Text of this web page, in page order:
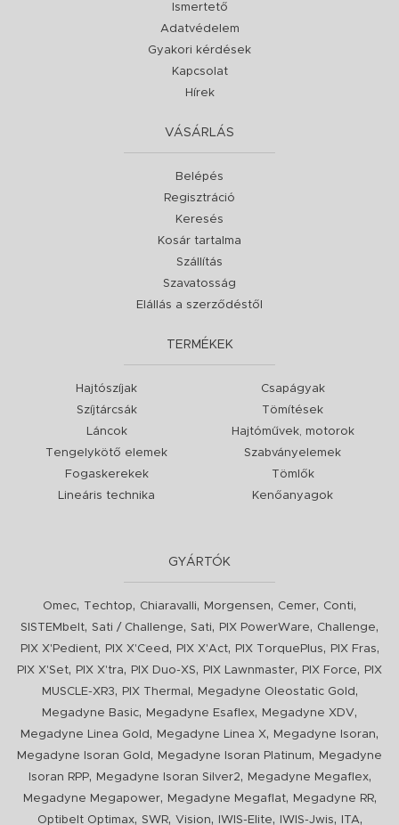
Ismertető
Adatvédelem
Gyakori kérdések
Kapcsolat
Hírek
VÁSÁRLÁS
Belépés
Regisztráció
Keresés
Kosár tartalma
Szállítás
Szavatosság
Elállás a szerződéstől
TERMÉKEK
Hajtószíjak
Szíjtárcsák
Láncok
Tengelykötő elemek
Fogaskerekek
Lineáris technika
Csapágyak
Tömítések
Hajtóművek, motorok
Szabványelemek
Tömlők
Kenőanyagok
GYÁRTÓK
Omec, Techtop, Chiaravalli, Morgensen, Cemer, Conti,
SISTEMbelt, Sati / Challenge, Sati, PIX PowerWare, Challenge,
PIX X'Pedient, PIX X'Ceed , PIX X'Act, PIX TorquePlus, PIX Fras,
PIX X'Set, PIX X'tra, PIX Duo-XS, PIX Lawnmaster, PIX Force,
PIX
MUSCLE-XR3, PIX Thermal , Megadyne Oleostatic Gold ,
Megadyne Basic, Megadyne Esaflex, Megadyne XDV,
Megadyne Linea Gold , Megadyne Linea X, Megadyne Isoran,
Megadyne Isoran Gold , Megadyne Isoran Platinum,
Megadyne
Isoran RPP, Megadyne Isoran Silver2, Megadyne Megaflex,
Megadyne Megapower, Megadyne Megaflat, Megadyne RR,
Optibelt Optimax, SWR, Vision, IWIS-Elite, IWIS-Jwis, ITA,